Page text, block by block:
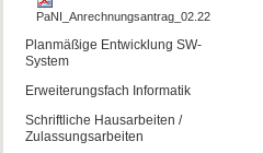
PaNI_Anrechnungsantrag_02.22
Planmäßige Entwicklung SW-
System
Erweiterungsfach Informatik
Schriftliche Hausarbeiten /
Zulassungsarbeiten